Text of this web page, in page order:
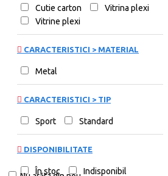
Cutie carton
Vitrina plexi
Vitrine plexi
CARACTERISTICI > MATERIAL
Metal
CARACTERISTICI > TIP
Sport Standard
DISPONIBILITATE
În stoc Indisponibil